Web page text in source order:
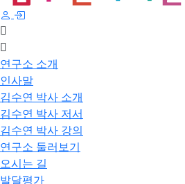
연구소 소개
인사말
김수연 박사 소개
김수연 박사 저서
김수연 박사 강의
연구소 둘러보기
오시는 길
발달평가